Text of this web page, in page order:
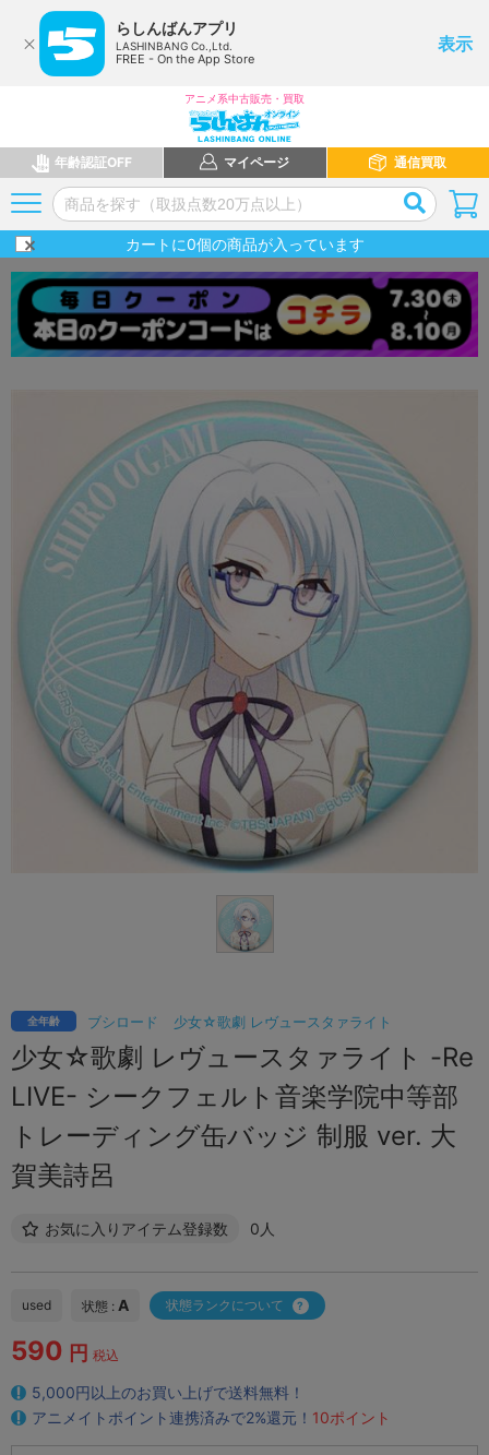
らしんばんアプリ
LASHINBANG Co.,Ltd.
FREE - On the App Store
表示
アニメ系中古販売・買取
年齢認証OFF マイページ 通信買取
カートに0個の商品が入っています
ブシロード 少女☆歌劇 レヴュースタァライト
全年齢
少女☆歌劇 レヴュースタァライト -Re
LIVE- シークフェルト音楽学院中等部
トレーディング缶バッジ 制服 ver. 大
賀美詩呂
お気に入りアイテム登録数 0人
used 状態 : A 状態ランクについて
590 円 税込
5,000円以上のお買い上げで送料無料！
アニメイトポイント連携済みで2%還元！ 10ポイント